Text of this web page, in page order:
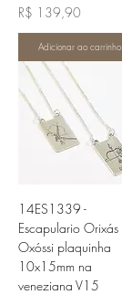
Preço
R$ 139,90
Adicionar ao carrinho
14ES1339 -
Escapulario Orixás
Oxóssi plaquinha
10x15mm na
veneziana V15